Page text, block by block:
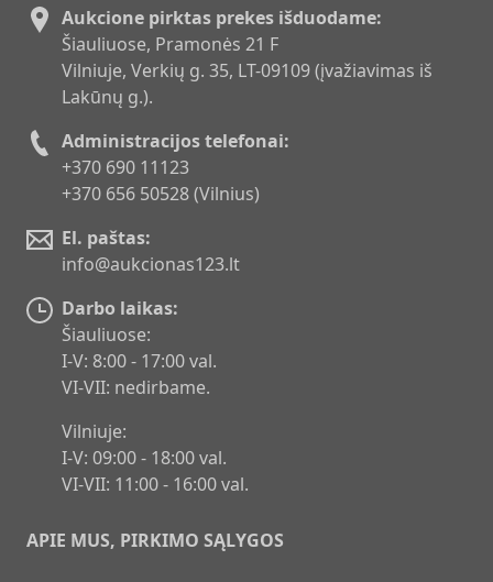
Aukcione pirktas prekes išduodame:
Šiauliuose, Pramonės 21 F
Vilniuje, Verkių g. 35, LT-09109 (įvažiavimas iš
Lakūnų g.).
Administracijos telefonai:
+370 690 11123
+370 656 50528 (Vilnius)
El. paštas:
info@aukcionas123.lt
Darbo laikas:
Šiauliuose:
I-V: 8:00 - 17:00 val.
VI-VII: nedirbame.
Vilniuje:
I-V: 09:00 - 18:00 val.
VI-VII: 11:00 - 16:00 val.
APIE MUS, PIRKIMO SĄLYGOS